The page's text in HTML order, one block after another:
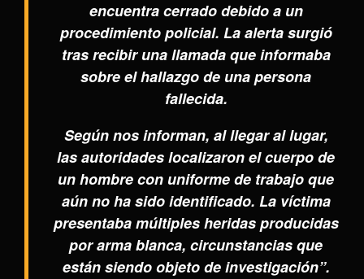
encuentra cerrado debido a un
procedimiento policial. La alerta surgió
tras recibir una llamada que informaba
sobre el hallazgo de una persona
fallecida.
Según nos informan, al llegar al lugar,
las autoridades localizaron el cuerpo de
un hombre con uniforme de trabajo que
aún no ha sido identificado. La víctima
presentaba múltiples heridas producidas
por arma blanca, circunstancias que
están siendo objeto de investigación”.